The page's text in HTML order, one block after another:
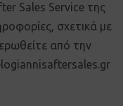
Sales Service της
σχετικά με
από την